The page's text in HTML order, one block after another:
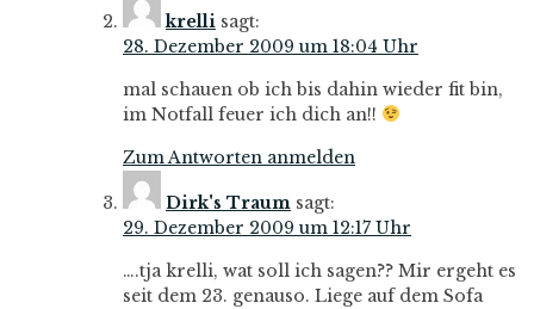
krelli sagt:
28. Dezember 2009 um 18:04 Uhr
mal schauen ob ich bis dahin wieder fit bin,
im Notfall feuer ich dich an!!
Zum Antworten anmelden
Dirk's Traum sagt:
29. Dezember 2009 um 12:17 Uhr
….tja krelli, wat soll ich sagen?? Mir ergeht es
seit dem 23. genauso. Liege auf dem Sofa